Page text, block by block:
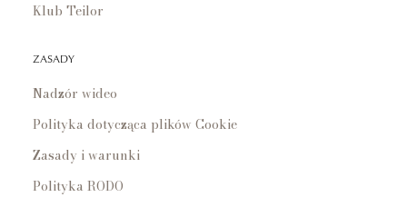
Klub Teilor
ZASADY
Nadzór wideo
Polityka dotycząca plików Cookie
Zasady i warunki
Polityka RODO